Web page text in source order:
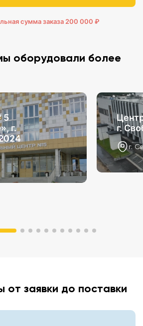
сумма заказа 200 000 ₽
оборудовали более
5
г.
г.
г.
заявки до поставки